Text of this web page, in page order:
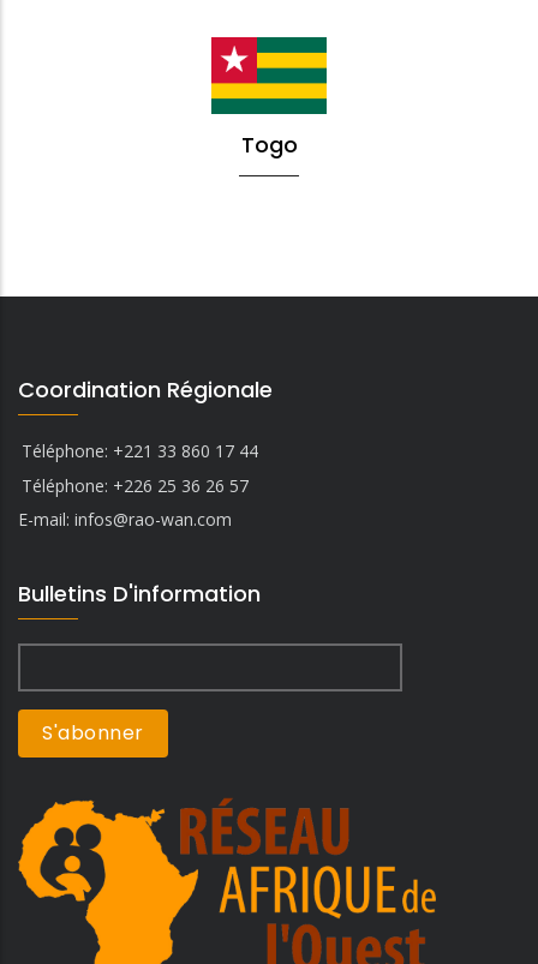
Togo
Coordination Régionale
Téléphone: +221 33 860 17 44
Téléphone: +226 25 36 26 57
E-mail: infos@rao-wan.com
Bulletins D'information